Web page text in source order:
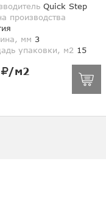
Quick Step
производства
мм 3
упаковки, м2 15
/м2